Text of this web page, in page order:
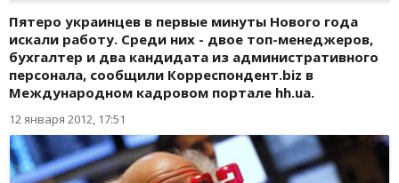
Пятеро украинцев в первые минуты Нового года
искали работу. Среди них - двое топ-менеджеров,
бухгалтер и два кандидата из административного
персонала, сообщили Корреспондент.biz в
Международном кадровом портале hh.ua.
12 января 2012, 17:51